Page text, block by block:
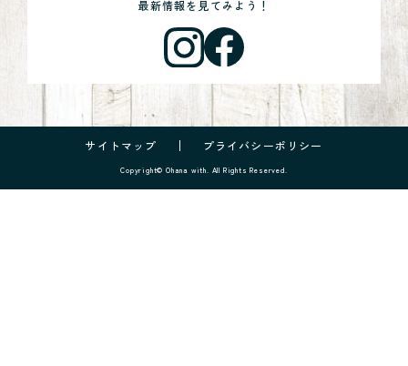
最新情報を見てみよう！
サイトマップ プライバシーポリシー
Copyright© Ohana with. All Rights Reserved.